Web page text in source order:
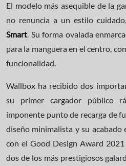
El modelo más asequible de la
no renuncia a un estilo
Smart. Su forma ovalada
para la manguera en el centro,
funcionalidad.
Wallbox ha recibido dos
su primer cargador público
imponente punto de recarga de
diseño minimalista y su acabado
con el Good Design Award
dos de los más prestigiosos